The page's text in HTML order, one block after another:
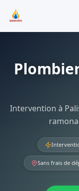
Intervention à
Sans frais de